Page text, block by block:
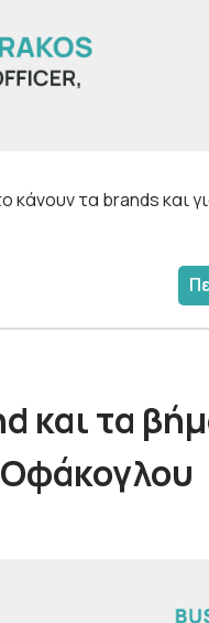
τα brands και
και τα
Οφάκογλου